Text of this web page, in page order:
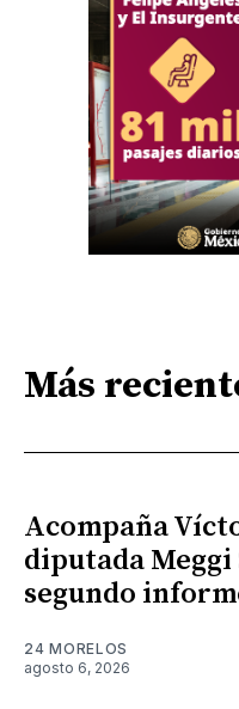
Más
Acompaña
diputada Meggi
segundo
24 MORELOS
agosto 6, 2026